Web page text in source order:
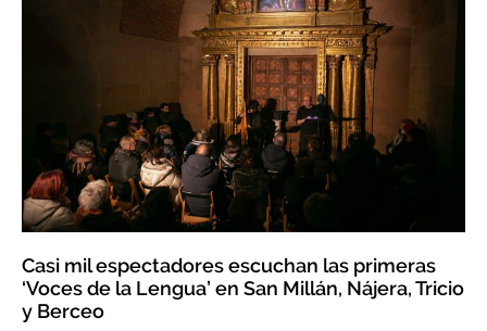
Casi mil espectadores escuchan las primeras
‘Voces de la Lengua’ en San Millán, Nájera, Tricio
y Berceo